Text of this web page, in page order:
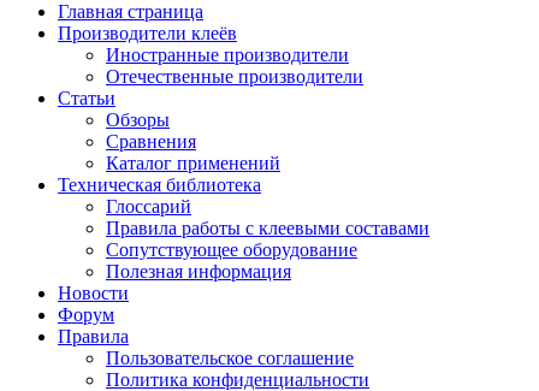
Главная страница
Производители клеёв
Иностранные производители
Отечественные производители
Статьи
Обзоры
Сравнения
Каталог применений
Техническая библиотека
Глоссарий
Правила работы с клеевыми составами
Сопутствующее оборудование
Полезная информация
Новости
Форум
Правила
Пользовательское соглашение
Политика конфиденциальности